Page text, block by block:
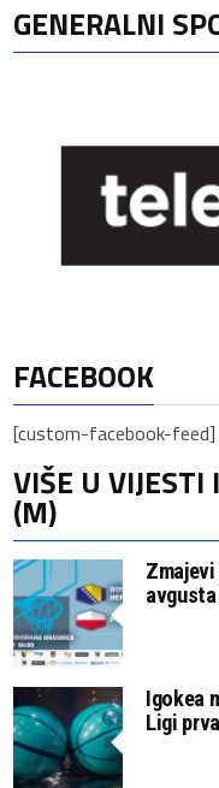
GENERALNI
FACEBOOK
[custom-facebook-feed]
VIŠE U VIJESTI
(M)
avgusta
Igokea
Ligi